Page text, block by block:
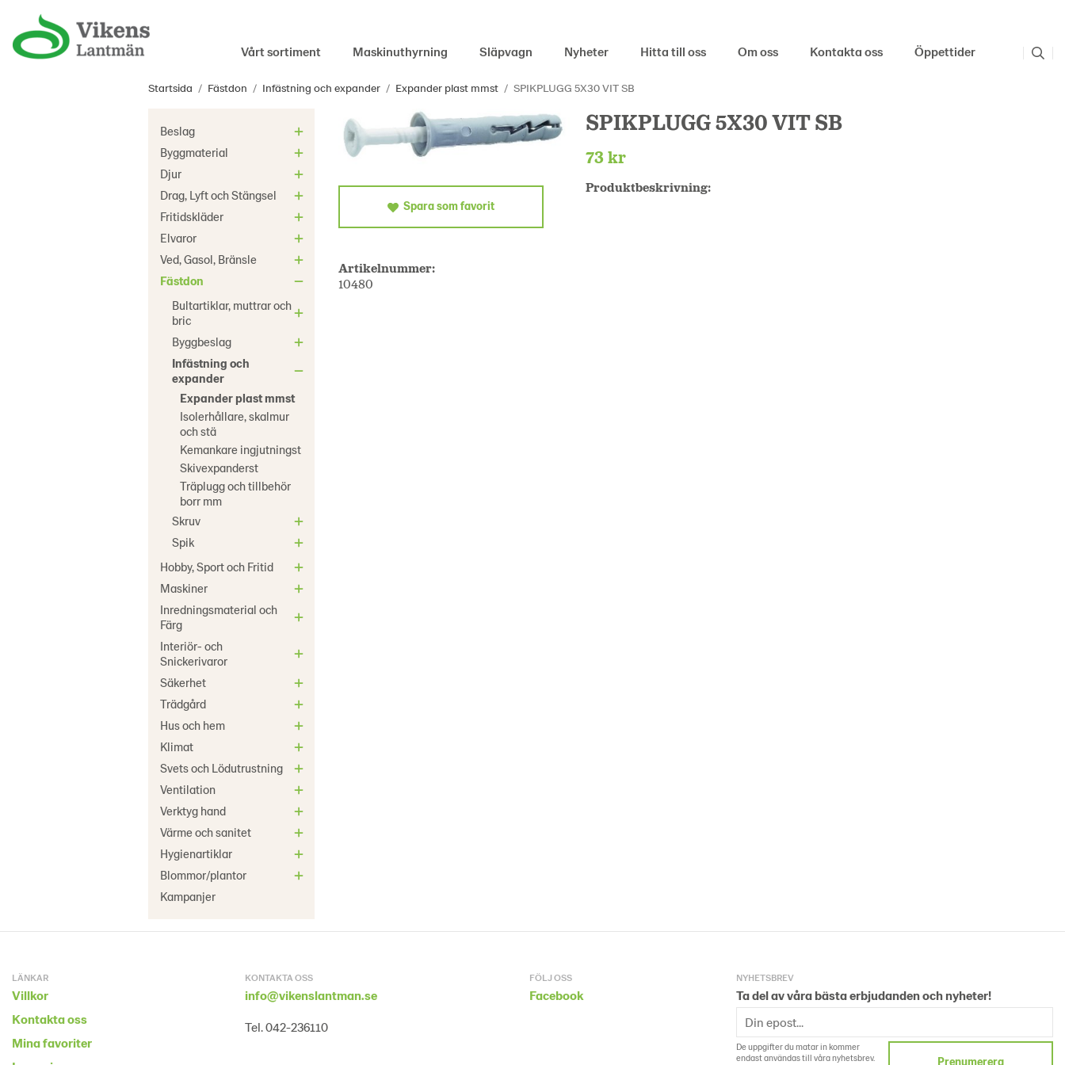
Vårt sortiment Maskinuthyrning Släpvagn Nyheter Hitta till oss Om oss Kontakta oss Öppettider
Startsida / Fästdon / Infästning och expander / Expander plast mmst / SPIKPLUGG 5X30 VIT SB
Beslag
Byggmaterial
Djur
Drag, Lyft och Stängsel
Fritidskläder
Elvaror
Ved, Gasol, Bränsle
Fästdon
Bultartiklar, muttrar och
bric
Byggbeslag
Infästning och
expander
Expander plast mmst
Isolerhållare, skalmur
och stä
Kemankare ingjutningst
Skivexpanderst
Träplugg och tillbehör
borr mm
Skruv
Spik
Hobby, Sport och Fritid
Maskiner
Inredningsmaterial och
Färg
Interiör- och
Snickerivaror
Säkerhet
Trädgård
Hus och hem
Klimat
Svets och Lödutrustning
Ventilation
Verktyg hand
Värme och sanitet
Hygienartiklar
Blommor/plantor
Kampanjer
SPIKPLUGG 5X30 VIT SB
73 kr
Produktbeskrivning:
Spara som favorit
Artikelnummer:
10480
LÄNKAR
Villkor
Kontakta oss
Mina favoriter
KONTAKTA OSS
info@vikenslantman.se
Tel. 042-236110
FÖLJ OSS
Facebook
NYHETSBREV
Ta del av våra bästa erbjudanden och nyheter!
De uppgifter du matar in kommer
endast användas till våra nyhetsbrev.
Prenumerera